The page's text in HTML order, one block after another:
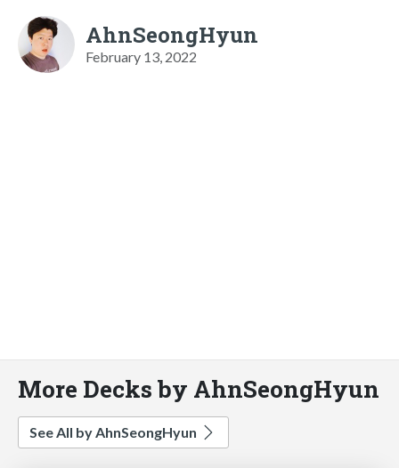
AhnSeongHyun
February 13, 2022
More Decks by AhnSeongHyun
See All by AhnSeongHyun